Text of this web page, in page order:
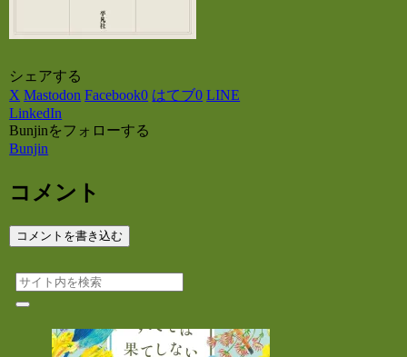
シェアする
X Mastodon Facebook0 はてブ0 LINE
LinkedIn
Bunjinをフォローする
Bunjin
コメント
コメントを書き込む